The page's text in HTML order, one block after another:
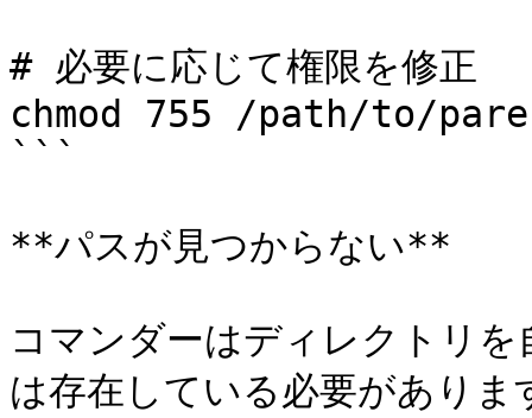
# 必要に応じて権限を修正
chmod 755 /path/to/
```
**パスが見つからない**
コマンダーはディレクトリ
は存在している必要がありま